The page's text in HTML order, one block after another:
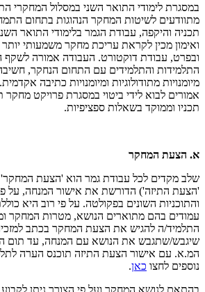
במסגרת לימודי התואר השני במסלול המחקרי
מתוודעים לשיטות המחקר הנהוגות בתחום
תכניה והיקפה, עבודת הגמר בלימודי התואר
ואימון מכין לקראת עריכת מחקר משמעותי
ובפרט, עבודת דוקטורט. העבודה אמורה לשקף
התלמידות והתלמידים עם התחום הנחקר, חשיבה
מיומנויות מתודולוגיות ומיומנויות כתיבה
אמורים לבוא לידי ביטוי במסגרת פרויקט
תכניו וממוקד בשאלות ספציפיות.
א. הצעת המחקר
שלב מקדים לכל עבודת גמר הוא 'הצעת
'הצעת התיזה') הדורשת את אישור המנחה, על
והתוכניות השונים בפקולטה. על פי רוב היא
עמודים בהם מתוארים הנושא, מטרות המחקר
התלמיד/ה להגיש את הצעת המחקר בכתב
שיגבש/שתגבש את הנושא עם המנחה, עד תום
המ.א. עם אישור הצעת התיזה תוכנס הערה
נוספים לחצו כאן.
בהתאם לנושא המחקר ועל פי הצורך ניתן